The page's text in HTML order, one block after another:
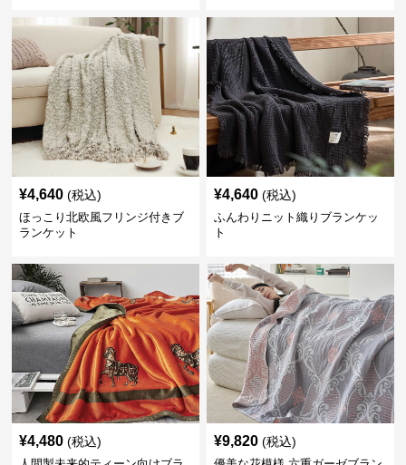
¥4,640 (税込)
ほっこり北欧風フリンジ付きブ
ランケット
¥4,640 (税込)
ふんわりニット織りブランケッ
ト
¥4,480 (税込) ¥9,820 (税込)